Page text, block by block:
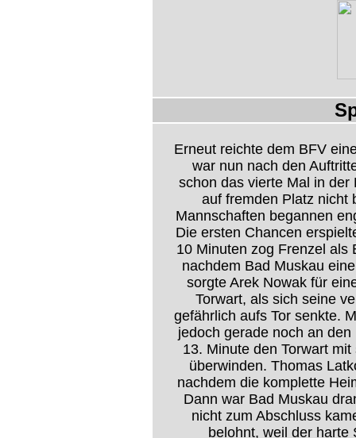
Erneut reichte dem BFV
war nun nach den
schon das vierte Mal in der
auf fremden Platz nicht
Mannschaften begannen
Die ersten Chancen
10 Minuten zog Frenzel als
nachdem Bad Muskau
sorgte Arek Nowak für
Torwart, als sich seine
gefährlich aufs Tor senkte.
jedoch gerade noch an
13. Minute den Torwart
überwinden. Thomas
nachdem die komplette
Dann war Bad Muskau
nicht zum Abschluss
belohnt, weil der harte